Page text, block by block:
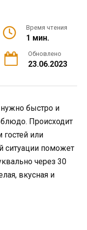
Время чтения
1 мин.
Обновлено
23.06.2023
быстро и
Происходит
или
ситуации поможет
через 30
вкусная и